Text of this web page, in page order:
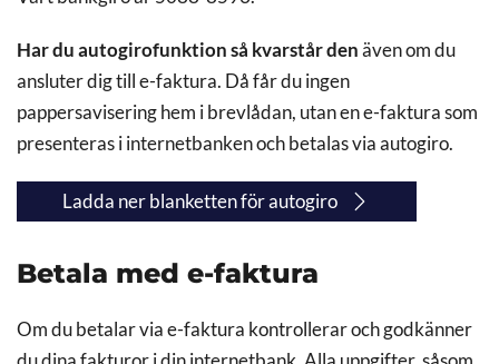
Har du autogirofunktion så kvarstår den även om du
ansluter dig till e-faktura. Då får du ingen
pappersavisering hem i brevlådan, utan en e-faktura som
presenteras i internetbanken och betalas via autogiro.
Ladda ner blanketten för autogiro
Betala med e-faktura
Om du betalar via e-faktura kontrollerar och godkänner